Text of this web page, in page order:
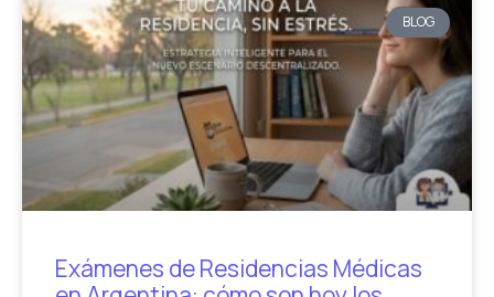
BLOG
Exámenes de Residencias Médicas